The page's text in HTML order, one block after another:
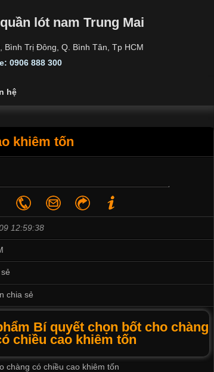
lót nam Trung Mai
Bình Trị Đông, Q. Bình Tân, Tp HCM
0906 888 300
hệ
khiêm tốn
12:59:38
chia sẻ
Bí quyết chọn bốt cho chàng
chiều cao khiêm tốn
chàng có chiều cao khiêm tốn